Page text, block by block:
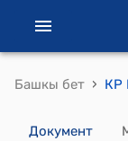
Башкы бет ›
Документ